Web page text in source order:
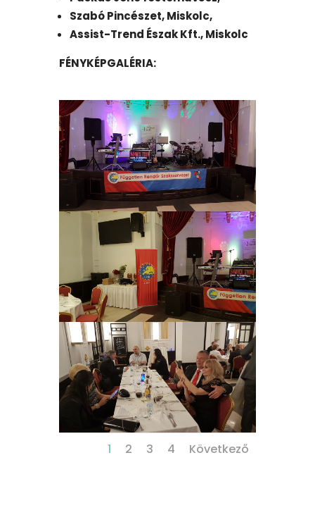
Szabó Pincészet, Miskolc,
Assist-Trend Észak Kft., Miskolc
FÉNYKÉPGALÉRIA:
1 2 3 4 Következő